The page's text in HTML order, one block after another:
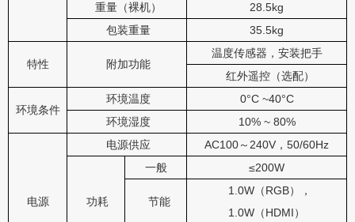
重量（裸机）
28.5kg
包装重量
35.5kg
特性 附加功能
温度传感器，安装把手
红外遥控（选配）
环境条件
环境温度
0°C ~40°C
环境湿度
10% ~ 80%
电源
电源供应 AC100～240V，50/60Hz
功耗
一般 ≤200W
节能
1.0W（RGB），
1.0W（HDMI）